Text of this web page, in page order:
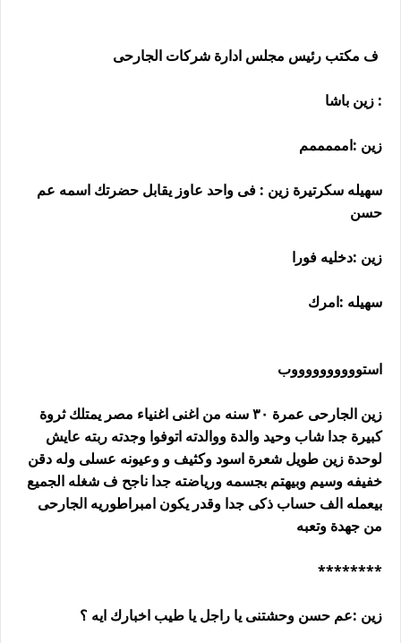
ف مكتب رئيس مجلس ادارة شركات الجارحى
: زين باشا
زين :امممممم
سهيله سكرتيرة زين : فى واحد عاوز يقابل حضرتك اسمه عم
حسن
زين :دخليه فورا
سهيله :امرك
استووووووووووب
زين الجارحى عمرة ٣٠ سنه من اغنى اغنياء مصر يمتلك ثروة
كبيرة جدا شاب وحيد والدة ووالدته اتوفوا وجدته ربته عايش
لوحدة زين طويل شعرة اسود وكثيف و وعيونه عسلى وله دقن
خفيفه وسيم وبيهتم بجسمه ورياضته جدا ناجح ف شغله الجميع
بيعمله الف حساب ذكى جدا وقدر يكون امبراطوريه الجارحى
من جهدة وتعبه
********
زين :عم حسن وحشتنى يا راجل يا طيب اخبارك ايه ؟